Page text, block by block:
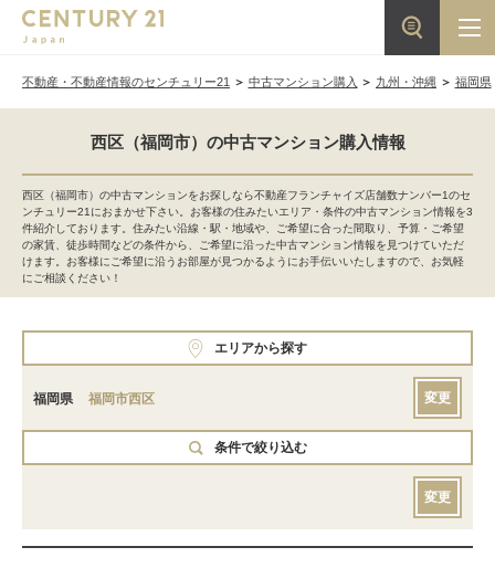
不動産・不動産情報のセンチュリー21 中古マンション購入 九州・沖縄 福岡県
西区（福岡市）の中古マンション購入情報
西区（福岡市）の中古マンションをお探しなら不動産フランチャイズ店舗数ナンバー1のセ
ンチュリー21におまかせ下さい。お客様の住みたいエリア・条件の中古マンション情報を3
件紹介しております。住みたい沿線・駅・地域や、ご希望に合った間取り、予算・ご希望
の家賃、徒歩時間などの条件から、ご希望に沿った中古マンション情報を見つけていただ
けます。お客様にご希望に沿うお部屋が見つかるようにお手伝いいたしますので、お気軽
にご相談ください！
エリアから探す
福岡県 福岡市西区 変更
条件で絞り込む
変更